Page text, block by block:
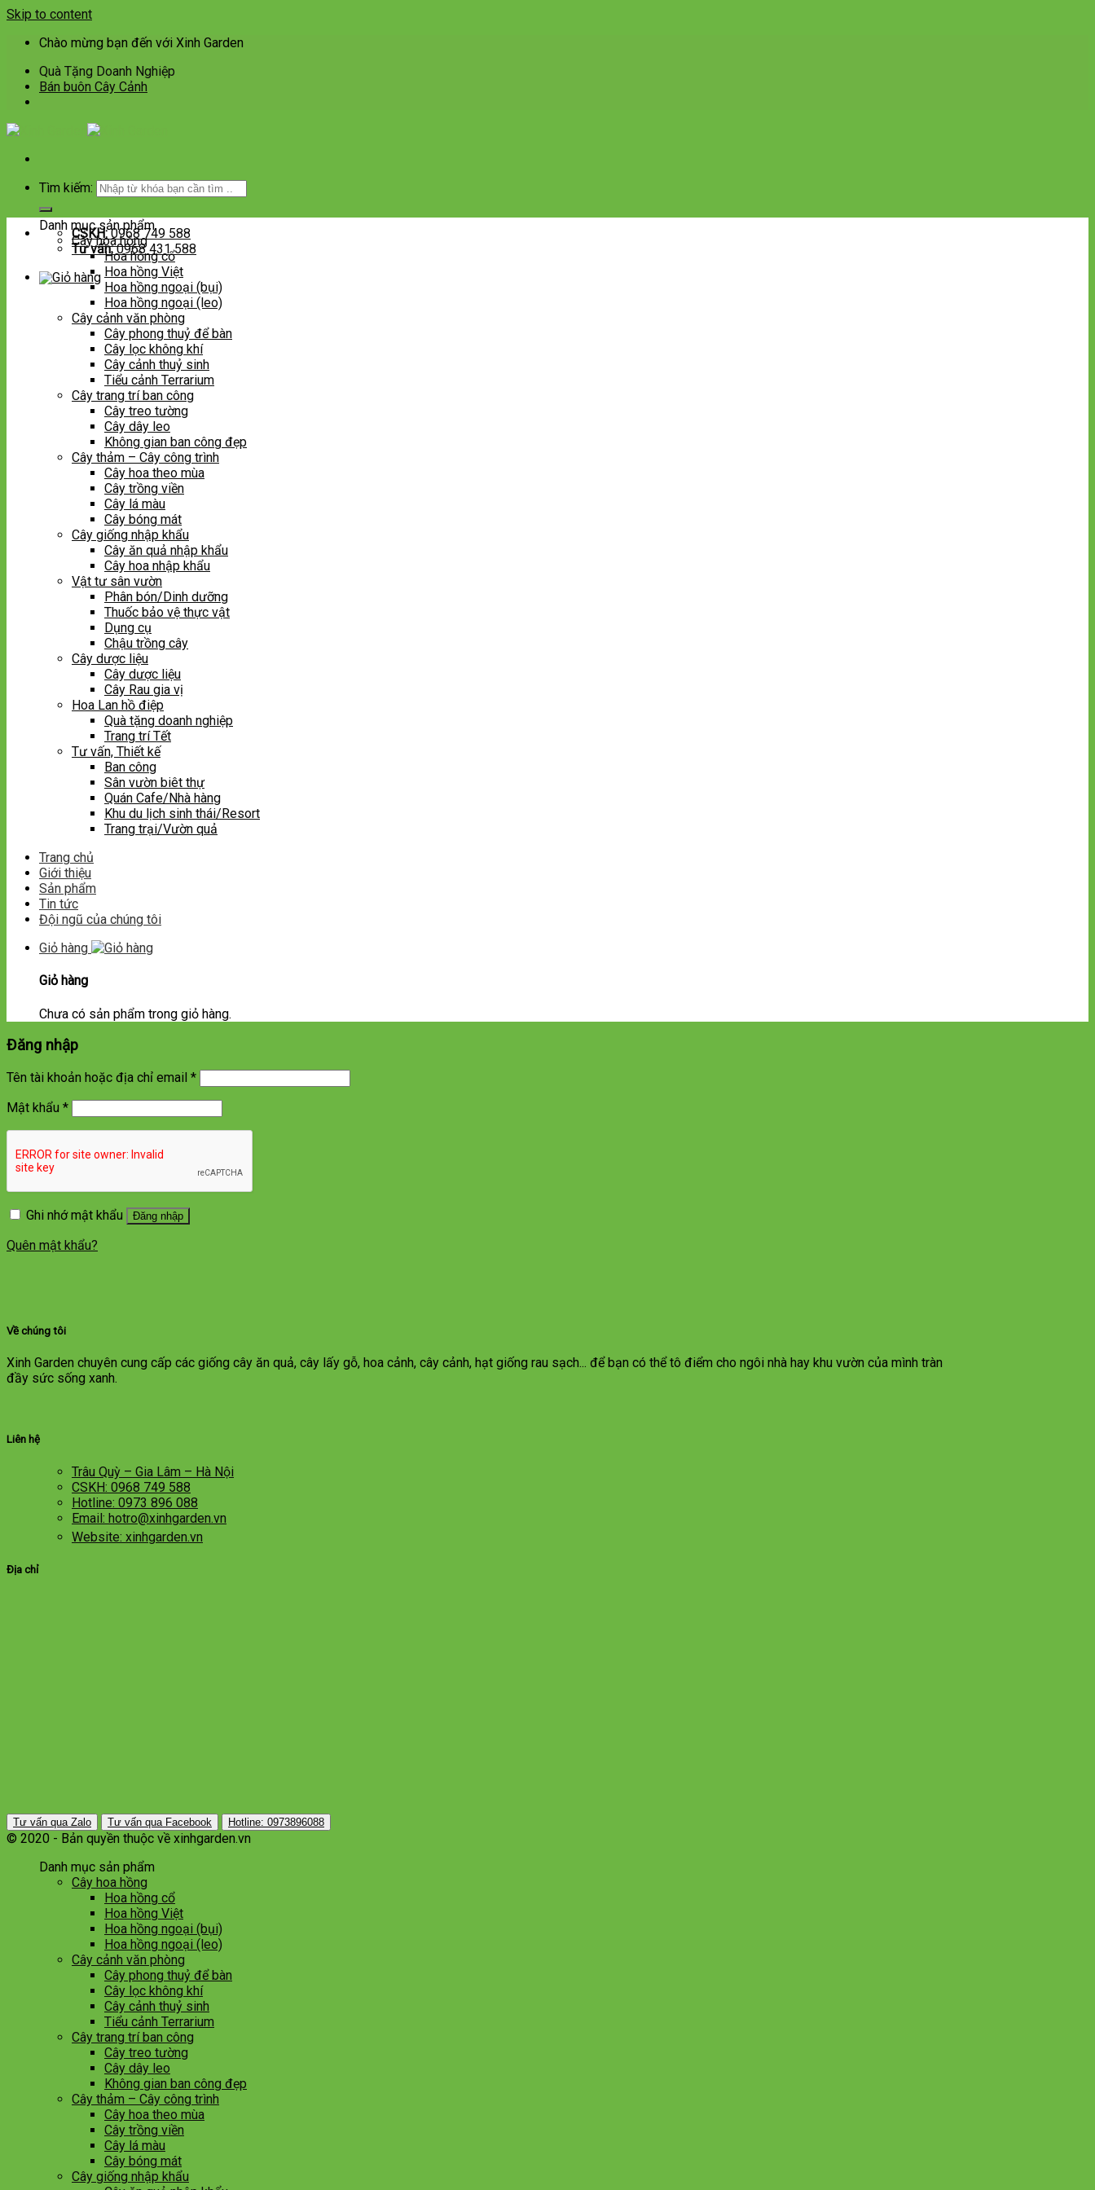
Skip to content
Chào mừng bạn đến với Xinh Garden
Quà Tặng Doanh Nghiệp
Bán buôn Cây Cảnh
Tìm kiếm:
CSKH:0968 749 588
Tư vấn:0968 431 588
Danh mục sản phẩm
Cây hoa hồng
Hoa hồng cổ
Hoa hồng Việt
Hoa hồng ngoại (bụi)
Hoa hồng ngoại (leo)
Cây cảnh văn phòng
Cây phong thuỷ để bàn
Cây lọc không khí
Cây cảnh thuỷ sinh
Tiểu cảnh Terrarium
Cây trang trí ban công
Cây treo tường
Cây dây leo
Không gian ban công đẹp
Cây thảm – Cây công trình
Cây hoa theo mùa
Cây trồng viền
Cây lá màu
Cây bóng mát
Cây giống nhập khẩu
Cây ăn quả nhập khẩu
Cây hoa nhập khẩu
Vật tư sân vườn
Phân bón/Dinh dưỡng
Thuốc bảo vệ thực vật
Dụng cụ
Chậu trồng cây
Cây dược liệu
Cây dược liệu
Cây Rau gia vị
Hoa Lan hồ điệp
Quà tặng doanh nghiệp
Trang trí Tết
Tư vấn, Thiết kế
Ban công
Sân vườn biêt thự
Quán Cafe/Nhà hàng
Khu du lịch sinh thái/Resort
Trang trại/Vườn quả
Trang chủ
Giới thiệu
Sản phẩm
Tin tức
Đội ngũ của chúng tôi
Giỏ hàng
Giỏ hàng
Chưa có sản phẩm trong giỏ hàng.
Đăng nhập
Tên tài khoản hoặc địa chỉ email *
Mật khẩu *
Ghi nhớ mật khẩu Đăng nhập
Quên mật khẩu?
Về chúng tôi
Xinh Garden chuyên cung cấp các giống cây ăn quả, cây lấy gỗ, hoa cảnh, cây cảnh, hạt giống rau sạch... để bạn có thể tô điểm cho ngôi nhà hay khu vườn của mình tràn
đầy sức sống xanh.
Liên hệ
Trâu Quỳ – Gia Lâm – Hà Nội
CSKH: 0968 749 588
Hotline: 0973 896 088
Email: hotro@xinhgarden.vn
Website: xinhgarden.vn
Địa chỉ
Tư vấn qua Zalo Tư vấn qua Facebook Hotline: 0973896088
© 2020 - Bản quyền thuộc về xinhgarden.vn
Danh mục sản phẩm
Cây hoa hồng
Hoa hồng cổ
Hoa hồng Việt
Hoa hồng ngoại (bụi)
Hoa hồng ngoại (leo)
Cây cảnh văn phòng
Cây phong thuỷ để bàn
Cây lọc không khí
Cây cảnh thuỷ sinh
Tiểu cảnh Terrarium
Cây trang trí ban công
Cây treo tường
Cây dây leo
Không gian ban công đẹp
Cây thảm – Cây công trình
Cây hoa theo mùa
Cây trồng viền
Cây lá màu
Cây bóng mát
Cây giống nhập khẩu